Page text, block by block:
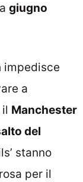
giugno
impedisce
a
Manchester
del
stanno
per il